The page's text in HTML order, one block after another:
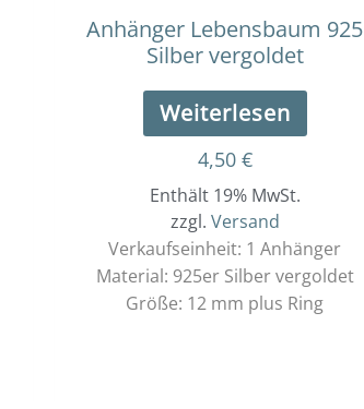
Anhänger Lebensbaum 925
Silber vergoldet
Weiterlesen
4,50 €
Enthält 19% MwSt.
zzgl. Versand
Verkaufseinheit: 1 Anhänger
Material: 925er Silber vergoldet
Größe: 12 mm plus Ring